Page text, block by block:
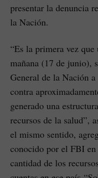
presentar la denuncia
la Nación.
“Es la primera vez
mañana (17 de junio),
General de la Nación
contra
generado una
recursos de la salud”,
el mismo sentido,
conocido por el FBI en
cantidad de los